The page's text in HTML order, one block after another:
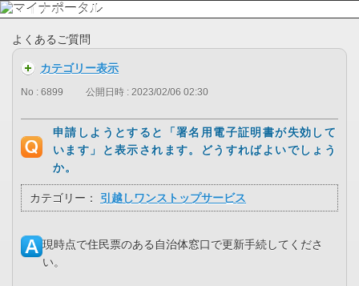
よくあるご質問
カテゴリー表示
No : 6899 公開日時 : 2023/02/06 02:30
申請しようとすると「署名用電子証明書が失効して
います」と表示されます。どうすればよいでしょう
か。
カテゴリー： 引越しワンストップサービス
現時点で住民票のある自治体窓口で更新手続してくださ
い。